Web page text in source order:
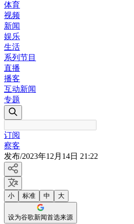
体育
视频
新闻
娱乐
生活
系列节目
直播
播客
互动新闻
专题
订阅
察客
发布/2023年12月14日 21:22
小 标准 中 大
设为谷歌新闻首选来源